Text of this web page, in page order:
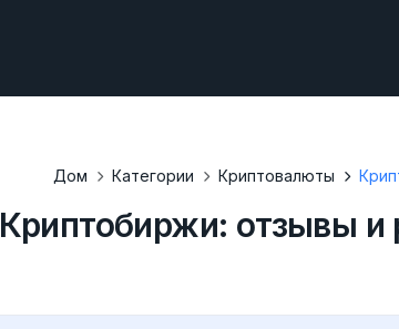
Дом Категории Криптовалюты
Криптобиржи: отзывы и